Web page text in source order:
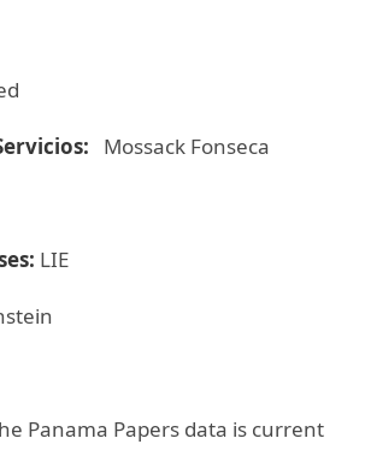
Mossack Fonseca
LIE
Panama Papers data is current